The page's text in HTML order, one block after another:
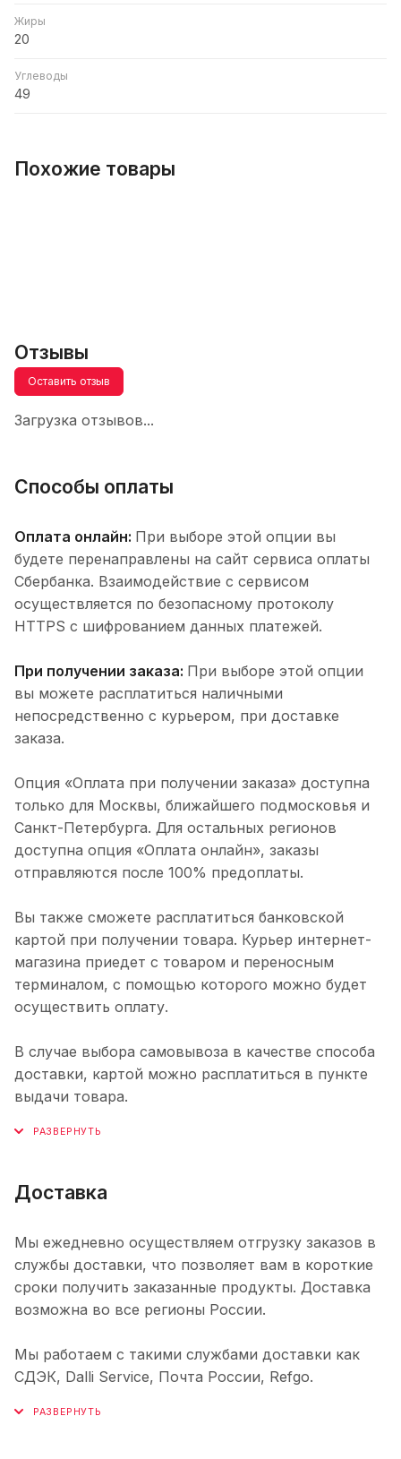
Жиры
20
Углеводы
49
Похожие товары
Отзывы
Оставить отзыв
Загрузка отзывов...
Способы оплаты
Оплата онлайн: При выборе этой опции вы
будете перенаправлены на сайт сервиса оплаты
Сбербанка. Взаимодействие с сервисом
осуществляется по безопасному протоколу
HTTPS с шифрованием данных платежей.
При получении заказа: При выборе этой опции
вы можете расплатиться наличными
непосредственно с курьером, при доставке
заказа.
Опция «Оплата при получении заказа» доступна
только для Москвы, ближайшего подмосковья и
Санкт-Петербурга. Для остальных регионов
доступна опция «Оплата онлайн», заказы
отправляются после 100% предоплаты.
Вы также сможете расплатиться банковской
картой при получении товара. Курьер интернет-
магазина приедет с товаром и переносным
терминалом, с помощью которого можно будет
осуществить оплату.
В случае выбора самовывоза в качестве способа
доставки, картой можно расплатиться в пункте
выдачи товара.
Доставка
Мы ежедневно осуществляем отгрузку заказов в
службы доставки, что позволяет вам в короткие
сроки получить заказанные продукты. Доставка
возможна во все регионы России.
Мы работаем с такими службами доставки как
СДЭК, Dalli Service, Почта России, Refgo.